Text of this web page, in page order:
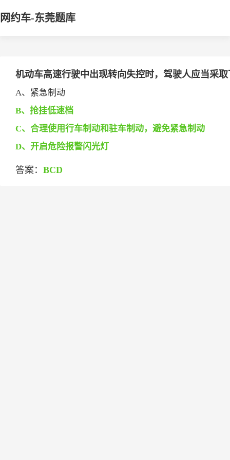
网约车-东莞题库
机动车高速行驶中出现转向失控时，驾驶人应当采
A、紧急制动
B、抢挂低速档
C、合理使用行车制动和驻车制动，避免紧急制动
D、开启危险报警闪光灯
答案： BCD